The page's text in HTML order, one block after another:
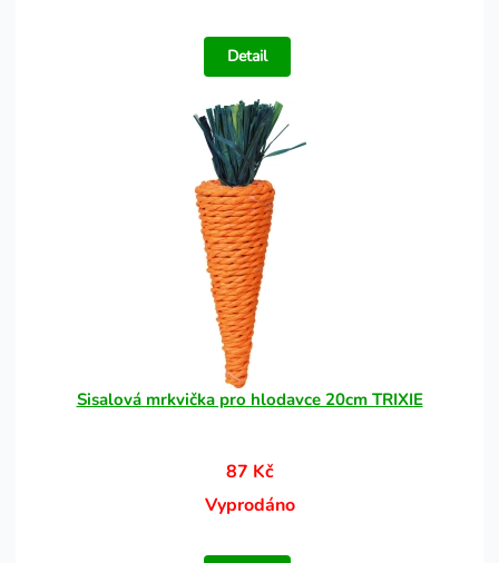
Detail
Sisalová mrkvička pro hlodavce 20cm TRIXIE
87 Kč
Vyprodáno